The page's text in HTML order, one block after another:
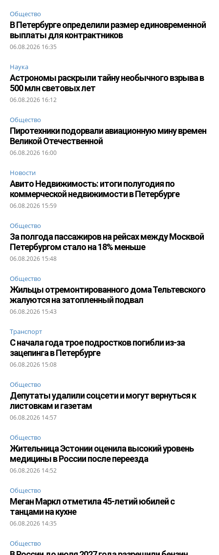
Общество
В Петербурге определили размер единовременной
выплаты для контрактников
06.08.2026 16:35
Наука
Астрономы раскрыли тайну необычного взрыва в
500 млн световых лет
06.08.2026 16:12
Общество
Пиротехники подорвали авиационную мину времен
Великой Отечественной
06.08.2026 16:00
Новости
Авито Недвижимость: итоги полугодия по
коммерческой недвижимости в Петербурге
06.08.2026 15:59
Общество
За полгода пассажиров на рейсах между Москвой
Петербургом стало на 18% меньше
06.08.2026 15:48
Общество
Жильцы отремонтированного дома Тельтевского
жалуются на затопленный подвал
06.08.2026 15:43
Транспорт
С начала года трое подростков погибли из-за
зацепинга в Петербурге
06.08.2026 15:08
Общество
Депутаты удалили соцсети и могут вернуться к
листовкам и газетам
06.08.2026 14:57
Общество
Жительница Эстонии оценила высокий уровень
медицины в России после переезда
06.08.2026 14:52
Общество
Меган Маркл отметила 45-летий юбилей с
танцами на кухне
06.08.2026 14:35
Общество